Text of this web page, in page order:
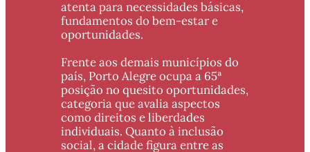
atenta para necessidades básicas,
fundamentos do bem-estar e
oportunidades.
Frente aos demais municípios do
país, Porto Alegre ocupa a 65ª
posição no quesito oportunidades,
categoria que avalia aspectos
como direitos e liberdades
individuais. Quanto à inclusão
social, a cidade figura entre as